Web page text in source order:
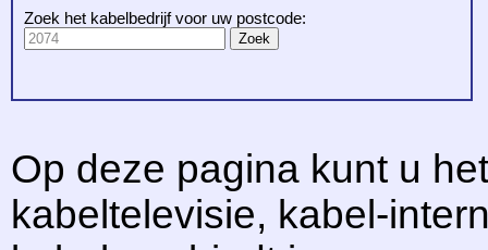
Zoek het kabelbedrijf voor uw postcode:
Op deze pagina kunt u
kabeltelevisie, kabel-